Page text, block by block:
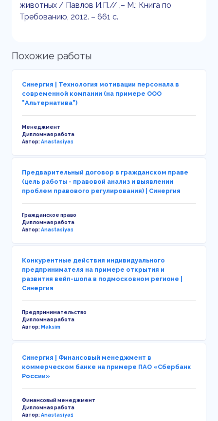
животных / Павлов И.П.// ,– М.: Книга по
Требованию, 2012. – 661 с.
Похожие работы
Синергия | Технология мотивации персонала в
современной компании (на примере ООО
"Альтернатива")
Менеджмент
Дипломная работа
Автор:Anastasiya1
Предварительный договор в гражданском праве
(цель работы - правовой анализ и выявлении
проблем правового регулирования) | Синергия
Гражданское право
Дипломная работа
Автор:Anastasiya1
Конкурентные действия индивидуального
предпринимателя на примере открытия и
развития вейп-шопа в подмосковном регионе |
Синергия
Предпринимательство
Дипломная работа
Автор:Maksim
Синергия | Финансовый менеджмент в
коммерческом банке на примере ПАО «Сбербанк
России»
Финансовый менеджмент
Дипломная работа
Автор:Anastasiya1